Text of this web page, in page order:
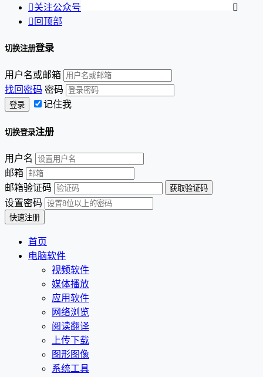
关注公众号

 回顶部
切换注册登录
用户名或邮箱
找回密码 密码
记住我
切换登录注册
用户名
邮箱
邮箱验证码
设置密码
首页
电脑软件
视频软件
媒体播放
应用软件
网络浏览
阅读翻译
上传下载
图形图像
系统工具